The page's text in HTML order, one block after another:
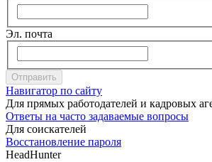
Эл. почта
Отправить
Навигатор по сайту
Для прямых работодателей и кадровых
Ответы на часто задаваемые вопросы
Для соискателей
Восстановление пароля
HeadHunter